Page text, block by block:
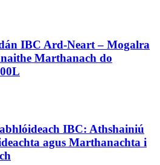
IBC Ard-Neart – Mogalra
Marthanach do
IBC: Athshainiú
agus Marthanachta i